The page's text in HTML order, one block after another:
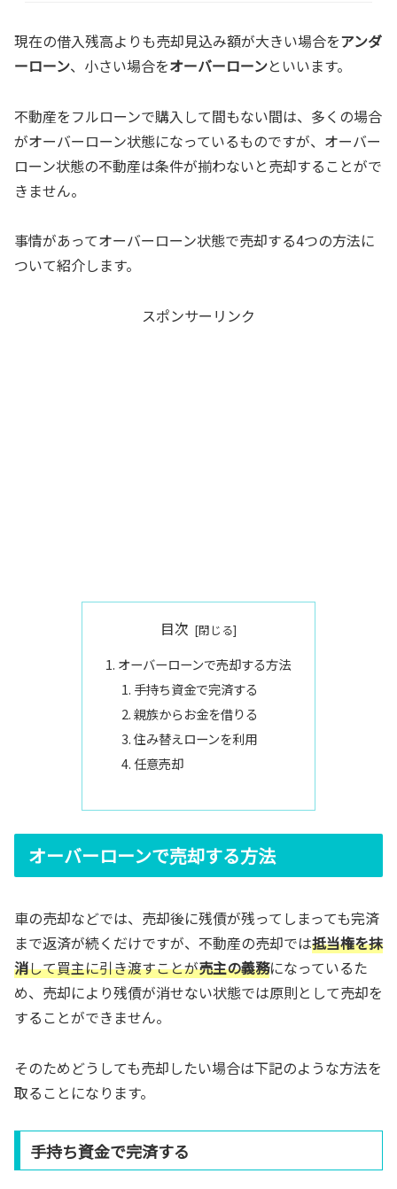
現在の借入残高よりも売却見込み額が大きい場合をアンダ
ーローン、小さい場合をオーバーローンといいます。
不動産をフルローンで購入して間もない間は、多くの場合
がオーバーローン状態になっているものですが、オーバー
ローン状態の不動産は条件が揃わないと売却することがで
きません。
事情があってオーバーローン状態で売却する4つの方法に
ついて紹介します。
スポンサーリンク
目次
オーバーローンで売却する方法
手持ち資金で完済する
親族からお金を借りる
住み替えローンを利用
任意売却
オーバーローンで売却する方法
車の売却などでは、売却後に残債が残ってしまっても完済
まで返済が続くだけですが、不動産の売却では抵当権を抹
消して買主に引き渡すことが売主の義務になっているた
め、売却により残債が消せない状態では原則として売却を
することができません。
そのためどうしても売却したい場合は下記のような方法を
取ることになります。
手持ち資金で完済する